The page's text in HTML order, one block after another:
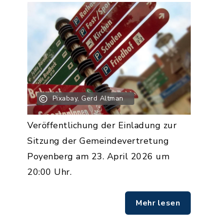
Pixabay, Gerd Altman
Veröffentlichung der Einladung zur
Sitzung der Gemeindevertretung
Poyenberg am 23. April 2026 um
20:00 Uhr.
Mehr lesen